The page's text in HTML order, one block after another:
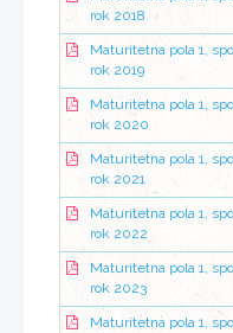
rok 2018
Maturitetna pola 1,
rok 2019
Maturitetna pola 1,
rok 2020
Maturitetna pola 1,
rok 2021
Maturitetna pola 1,
rok 2022
Maturitetna pola 1,
rok 2023
Maturitetna pola 1,